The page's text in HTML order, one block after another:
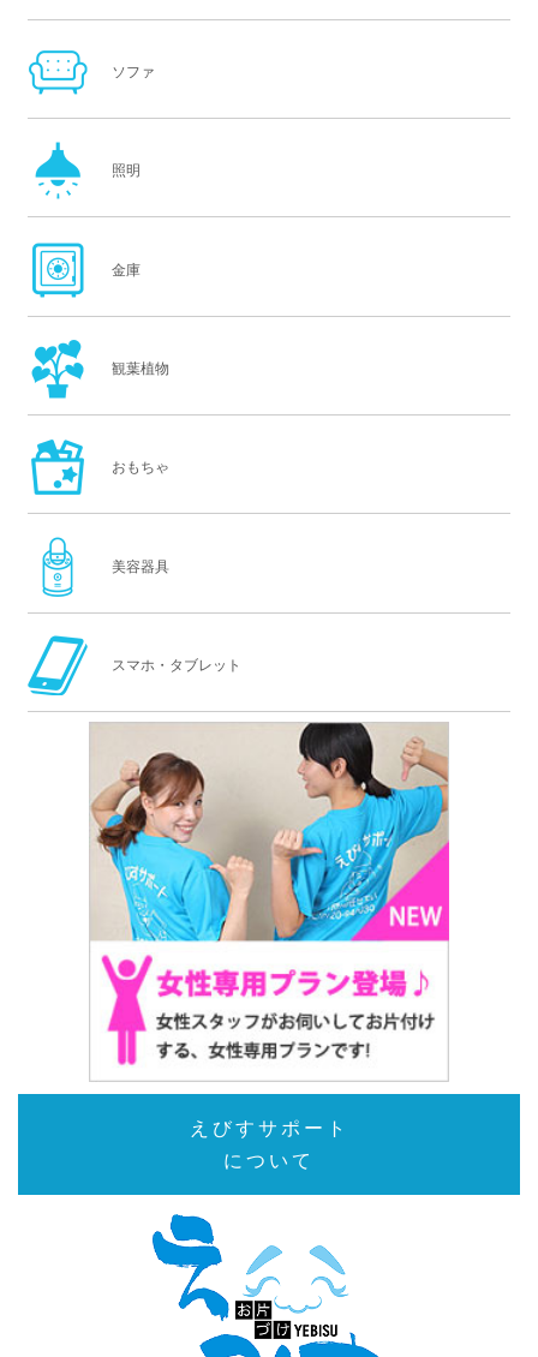
ソファ
照明
金庫
観葉植物
おもちゃ
美容器具
スマホ・タブレット
えびすサポート
について